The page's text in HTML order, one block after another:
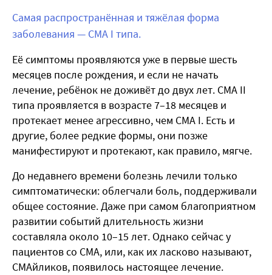
Самая распространённая и тяжёлая форма
заболевания — СМА I типа.
Её симптомы проявляются уже в первые шесть
месяцев после рождения, и если не начать
лечение, ребёнок не доживёт до двух лет. СМА II
типа проявляется в возрасте 7–18 месяцев и
протекает менее агрессивно, чем СМА I. Есть и
другие, более редкие формы, они позже
манифестируют и протекают, как правило, мягче.
До недавнего времени болезнь лечили только
симптоматически: облегчали боль, поддерживали
общее состояние. Даже при самом благоприятном
развитии событий длительность жизни
составляла около 10–15 лет. Однако сейчас у
пациентов со СМА, или, как их ласково называют,
СМАйликов, появилось настоящее лечение.